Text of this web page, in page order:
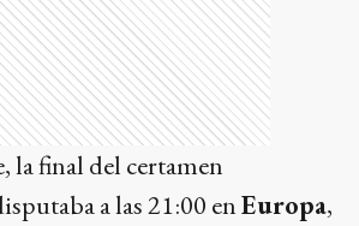
la final del certamen
a las 21:00 enEuropa,